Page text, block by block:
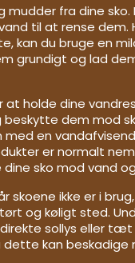
mudder fra dine sko.
til at rense dem.
kan du bruge en
grundigt og lad
at holde dine
dem mod
en
er normalt
sko mod vand
skoene ikke er i
og køligt sted.
sollys eller tæt
dette kan beskadige